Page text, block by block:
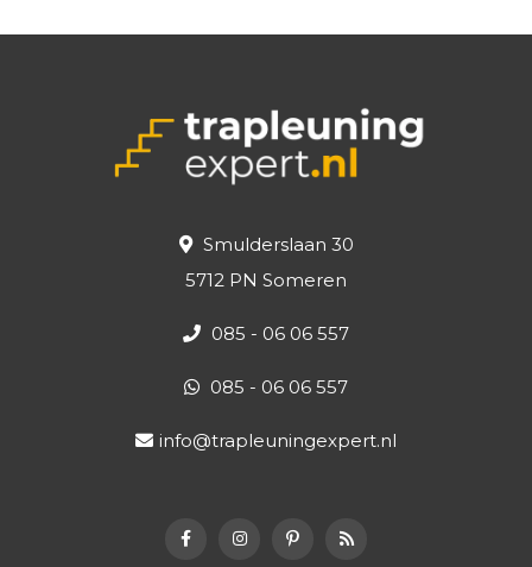
Smulderslaan 30
5712 PN Someren
085 - 06 06 557
085 - 06 06 557
info@trapleuningexpert.nl